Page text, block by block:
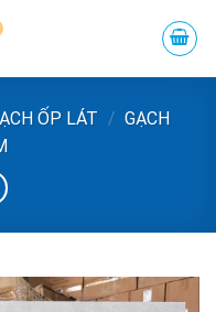
ỐP LÁT / GẠCH